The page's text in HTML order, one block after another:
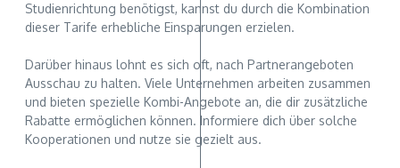
Studienrichtung benötigst, kannst du durch die Kombination
dieser Tarife erhebliche Einsparungen erzielen.
Darüber hinaus lohnt es sich oft, nach Partnerangeboten
Ausschau zu halten. Viele Unternehmen arbeiten zusammen
und bieten spezielle Kombi-Angebote an, die dir zusätzliche
Rabatte ermöglichen können. Informiere dich über solche
Kooperationen und nutze sie gezielt aus.